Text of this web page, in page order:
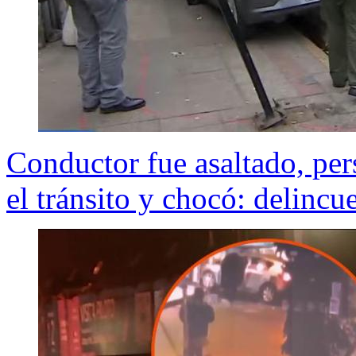
Conductor fue asaltado,
el tránsito y chocó: